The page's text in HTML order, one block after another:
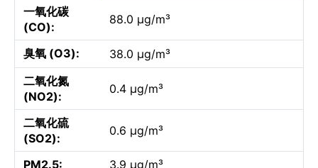
一氧化碳
(CO):
88.0 µg/m³
臭氧 (O3):
38.0 µg/m³
二氧化氮
(NO2):
0.4 µg/m³
二氧化硫
(SO2):
0.6 µg/m³
PM2.5:
3.9 µg/m³